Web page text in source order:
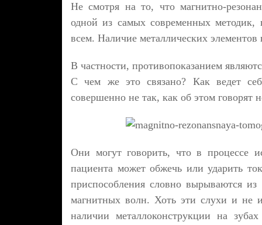
Не смотря на то, что магнитно-
одной из самых современных методик,
всем. Наличие металлических элементов
В частности, противопоказанием
С чем же это связано? Как ведет
совершенно не так, как об этом говорят
Они могут говорить, что в процессе
пациента может обжечь или ударить
приспособления словно вырываются
магнитных волн. Хоть эти слухи и не
наличии металлоконструкции на